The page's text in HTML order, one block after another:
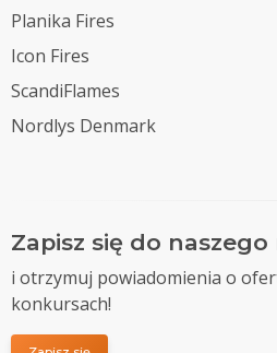
Planika Fires
Icon Fires
ScandiFlames
Nordlys Denmark
Zapisz się do
i otrzymuj powiadomienia o
konkursach!